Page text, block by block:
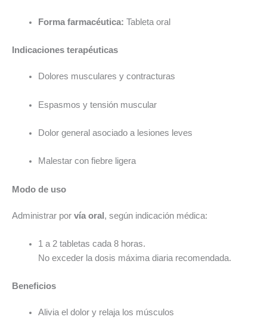
Forma farmacéutica: Tableta oral
Indicaciones terapéuticas
Dolores musculares y contracturas
Espasmos y tensión muscular
Dolor general asociado a lesiones leves
Malestar con fiebre ligera
Modo de uso
Administrar por vía oral , según indicación médica:
1 a 2 tabletas cada 8 horas.
No exceder la dosis máxima diaria recomendada.
Beneficios
Alivia el dolor y relaja los músculos